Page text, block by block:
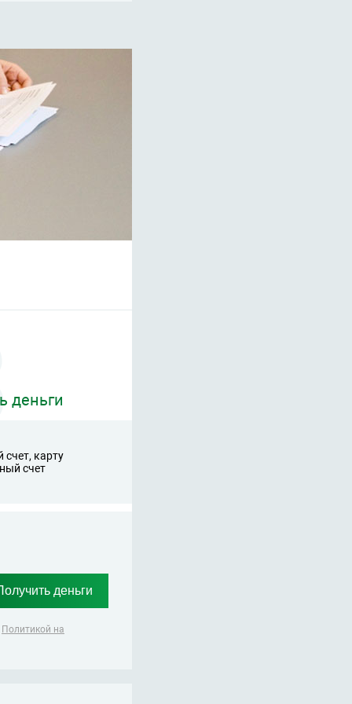
карту
счет
деньги
Политикой на